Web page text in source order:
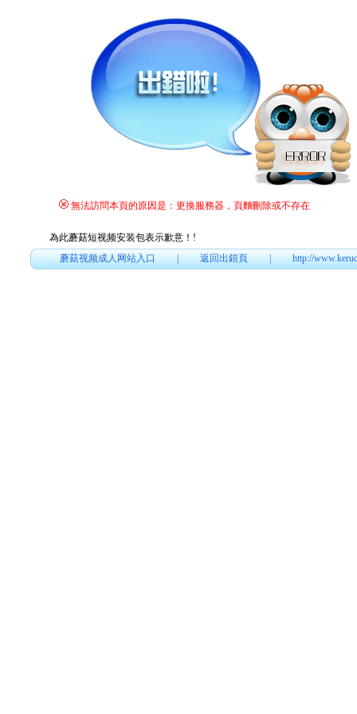
無法訪問本頁的原因是：更換服務器，頁麵刪除或不存在
為此蘑菇短视频安装包表示歉意！ !
蘑菇视频成人网站入口|返回出錯頁|http://